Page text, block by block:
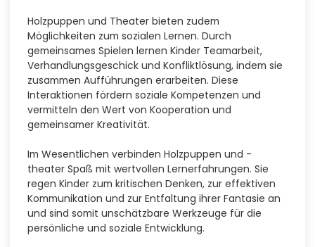
Holzpuppen und Theater bieten zudem
Möglichkeiten zum sozialen Lernen. Durch
gemeinsames Spielen lernen Kinder Teamarbeit,
Verhandlungsgeschick und Konfliktlösung, indem sie
zusammen Aufführungen erarbeiten. Diese
Interaktionen fördern soziale Kompetenzen und
vermitteln den Wert von Kooperation und
gemeinsamer Kreativität.
Im Wesentlichen verbinden Holzpuppen und -
theater Spaß mit wertvollen Lernerfahrungen. Sie
regen Kinder zum kritischen Denken, zur effektiven
Kommunikation und zur Entfaltung ihrer Fantasie an
und sind somit unschätzbare Werkzeuge für die
persönliche und soziale Entwicklung.